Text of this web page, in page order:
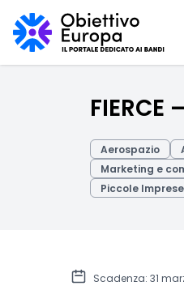
Aerospazio
Marketing e
Piccole Imprese
Scadenza: 31